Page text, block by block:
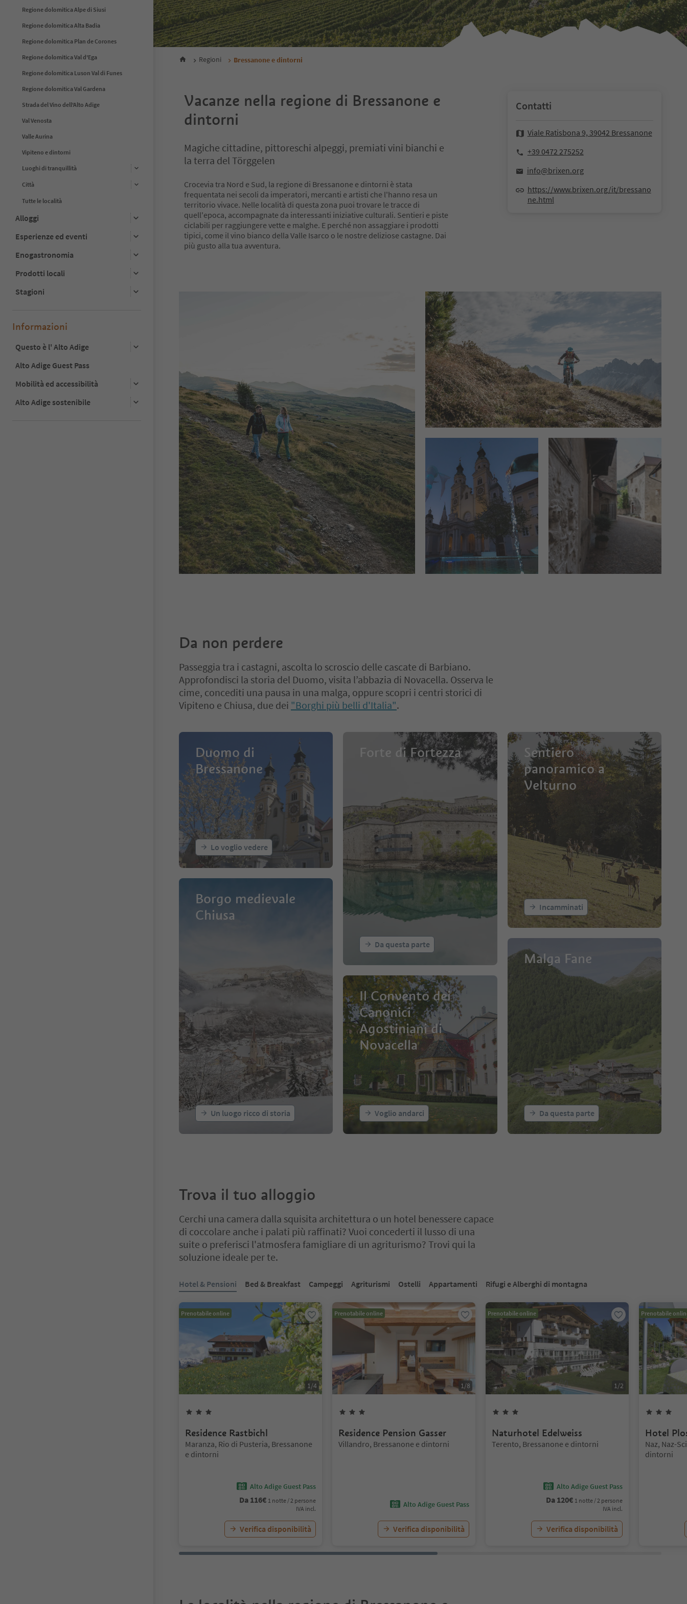
Regione dolomitica Alpe di Siusi
Regione dolomitica Alta Badia
Regione dolomitica Plan de Corones
Regione dolomitica Val d'Ega
Regione dolomitica Luson Val di Funes
Regione dolomitica Val Gardena
Strada del Vino dell'Alto Adige
Val Venosta
Valle Aurina
Vipiteno e dintorni
Luoghi di tranquillità
Città
Tutte le località
Alloggi
Esperienze ed eventi
Enogastronomia
Prodotti locali
Stagioni
Informazioni
Questo è l' Alto Adige
Alto Adige Guest Pass
Mobilità ed accessibilità
Alto Adige sostenibile
Regioni Bressanone e dintorni
Vacanze nella regione di Bressanone e
dintorni
Magiche cittadine, pittoreschi alpeggi, premiati vini bianchi e
la terra del Törggelen
Crocevia tra Nord e Sud, la regione di Bressanone e dintorni è stata
frequentata nei secoli da imperatori, mercanti e artisti che l'hanno resa un
territorio vivace. Nelle località di questa zona puoi trovare le tracce di
quell'epoca, accompagnate da interessanti iniziative culturali. Sentieri e piste
ciclabili per raggiungere vette e malghe. E perché non assaggiare i prodotti
tipici, come il vino bianco della Valle Isarco o le nostre deliziose castagne. Dai
più gusto alla tua avventura.
Contatti
Viale Ratisbona 9, 39042 Bressanone
+39 0472 275252
info@brixen.org
https://www.brixen.org/it/bressano
ne.html
Da non perdere
Passeggia tra i castagni, ascolta lo scroscio delle cascate di Barbiano.
Approfondisci la storia del Duomo, visita l’abbazia di Novacella. Osserva le
cime, concediti una pausa in una malga, oppure scopri i centri storici di
Vipiteno e Chiusa, due dei "Borghi più belli d'Italia".
Duomo di
Bressanone
Lo voglio vedere
Borgo medievale
Chiusa
Un luogo ricco di storia
Forte di Fortezza
Da questa parte
Il Convento dei
Canonici
Agostiniani di
Novacella
Voglio andarci
Sentiero
panoramico a
Velturno
Incamminati
Malga Fane
Da questa parte
Trova il tuo alloggio
Cerchi una camera dalla squisita architettura o un hotel benessere capace
di coccolare anche i palati più raffinati? Vuoi concederti il lusso di una
suite o preferisci l'atmosfera famigliare di un agriturismo? Trovi qui la
soluzione ideale per te.
Hotel & Pensioni Bed & Breakfast Campeggi Agriturismi Ostelli Appartamenti Rifugi e Alberghi di montagna
Prenotabile online
1/4
Residence Rastbichl
Posizione:
Maranza, Rio di Pusteria, Bressanone
e dintorni
Alto Adige Guest Pass
Da 116€ 1 notte / 2 persone
IVA incl.
Verifica disponibilità
Prenotabile online
1/8
Residence Pension Gasser
Posizione:
Villandro, Bressanone e dintorni
Alto Adige Guest Pass
Verifica disponibilità
Prenotabile online
1/2
Naturhotel Edelweiss
Posizione:
Terento, Bressanone e dintorni
Alto Adige Guest Pass
Da 120€ 1 notte / 2 persone
IVA incl.
Verifica disponibilità
Prenotabile
Hotel
Posizione:
Naz, Naz-
dintorni